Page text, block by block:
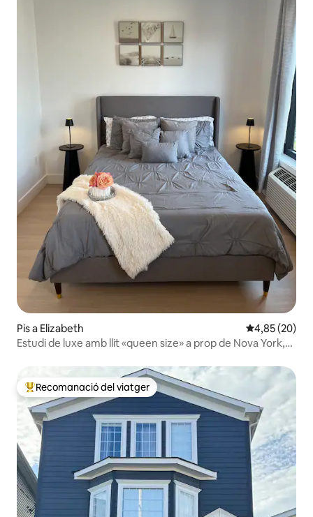
Pis a Elizabeth 4,85 de
4,85 (20)
Estudi de luxe amb llit «queen size» a prop de Nova York,
Principals recomanacions dels viatgers
Recomanació del viatger